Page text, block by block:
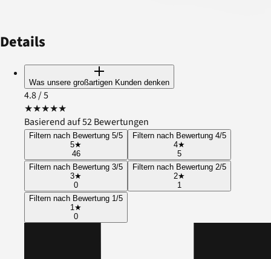
Details
Was unsere großartigen Kunden denken
4.8/ 5
★★★★★
Basierend auf 52 Bewertungen
Filtern nach Bewertung 5/5
5★
46
Filtern nach Bewertung 4/5
4★
5
Filtern nach Bewertung 3/5
3★
0
Filtern nach Bewertung 2/5
2★
1
Filtern nach Bewertung 1/5
1 ★
0